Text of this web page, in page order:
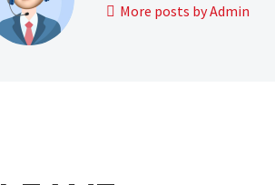
More posts by Admin